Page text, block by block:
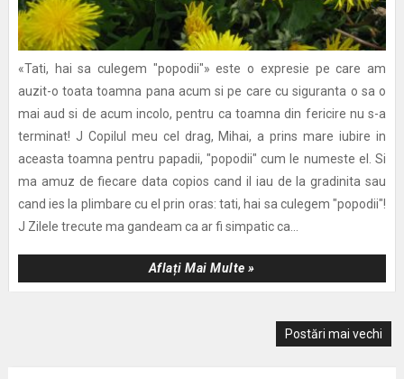
«Tati, hai sa culegem "popodii"» este o expresie pe care am
auzit-o toata toamna pana acum si pe care cu siguranta o sa o
mai aud si de acum incolo, pentru ca toamna din fericire nu s-a
terminat! J Copilul meu cel drag, Mihai, a prins mare iubire in
aceasta toamna pentru papadii, "popodii" cum le numeste el. Si
ma amuz de fiecare data copios cand il iau de la gradinita sau
cand ies la plimbare cu el prin oras: tati, hai sa culegem "popodii"!
J Zilele trecute ma gandeam ca ar fi simpatic ca...
Aflați Mai Multe »
Postări mai vechi